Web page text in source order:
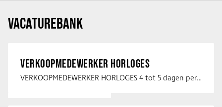
VACATUREBANK
VERKOOPMEDEWERKER HORLOGES
VERKOOPMEDEWERKER HORLOGES 4 tot 5 dagen per week Heb jij een passie voor …